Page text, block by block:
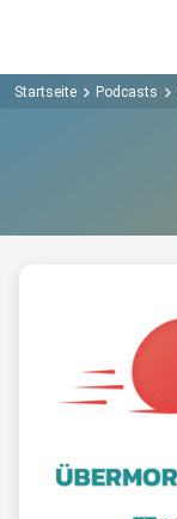
Startseite Podcasts